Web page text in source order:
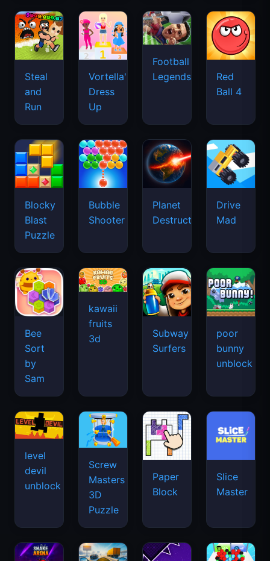
Steal
and
Run
Vortella's
Dress
Up
Football
Legends
Red
Ball 4
Blocky
Blast
Puzzle
Bubble
Shooter
Planet
Destruction
Drive
Mad
Bee
Sort
by
Sam
kawaii
fruits
3d
Subway
Surfers
poor
bunny
unblock
level
devil
unblock
Screw
Masters
3D
Puzzle
Paper
Block
Slice
Master